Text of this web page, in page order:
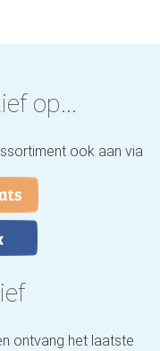
op...
ook aan via
ontvang het laatste